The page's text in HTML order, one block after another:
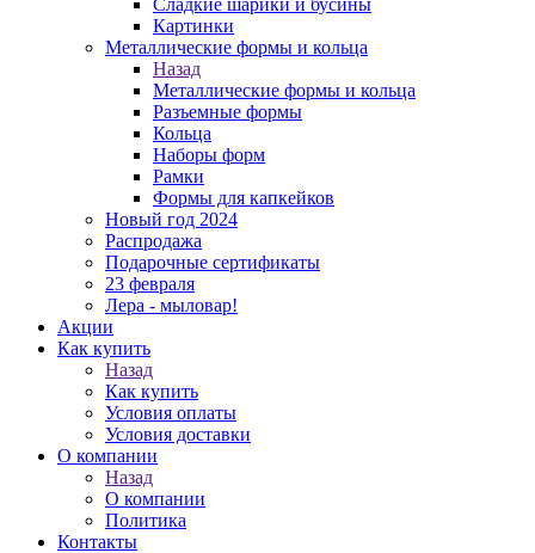
Сладкие шарики и бусины
Картинки
Металлические формы и кольца
Назад
Металлические формы и кольца
Разъемные формы
Кольца
Наборы форм
Рамки
Формы для капкейков
Новый год 2024
Распродажа
Подарочные сертификаты
23 февраля
Лера - мыловар!
Акции
Как купить
Назад
Как купить
Условия оплаты
Условия доставки
О компании
Назад
О компании
Политика
Контакты